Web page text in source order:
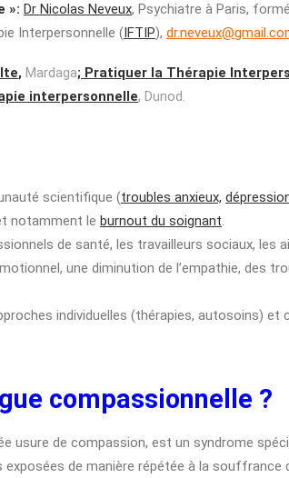
»: Dr Nicolas Neveux, Psychiatre à Paris,
Interpersonnelle (IFTIP),
, Mardaga; Pratiquer la Thérapie
interpersonnelle, Dunod.
scientifique (troubles anxieux,
notamment le burnout du soignant.
de santé, les travailleurs sociaux, les
une diminution de l’empathie, des
individuelles (thérapies, autosoins) et
compassionnelle ?
usure de compassion, est un syndrome
de manière répétée à la souffrance